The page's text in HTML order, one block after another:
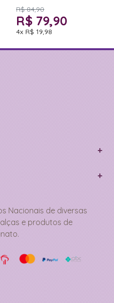
R$ 84,90
R$ 79,90
4x R$ 19,98
Nacionais de diversas
e produtos de